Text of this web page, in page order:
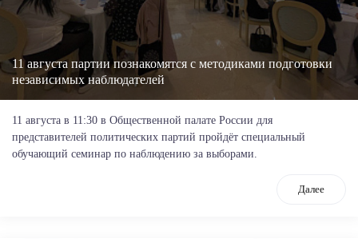
11 августа партии познакомятся с методиками подготовки
независимых наблюдателей
11 августа в 11:30 в Общественной палате России для
представителей политических партий пройдёт специальный
обучающий семинар по наблюдению за выборами.
Далее